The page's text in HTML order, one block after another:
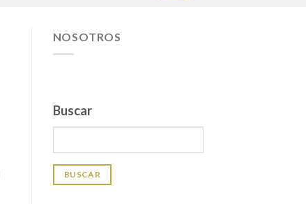
NOSOTROS
Buscar
BUSCAR